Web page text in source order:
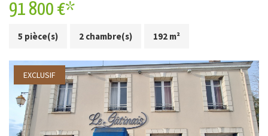
91 800 €*
5 pièce(s) 2 chambre(s) 192 m²
EXCLUSIF